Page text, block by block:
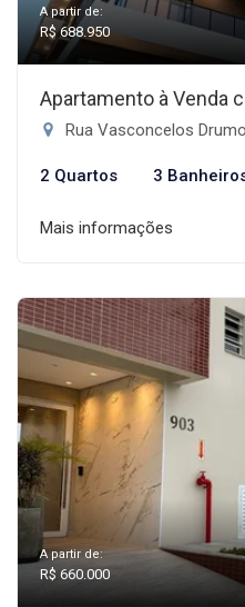
A partir de:
R$ 688.950
Apartamento à Venda
Rua Vasconcelos
2 Quartos 3
Mais informações
A partir de:
R$ 660.000